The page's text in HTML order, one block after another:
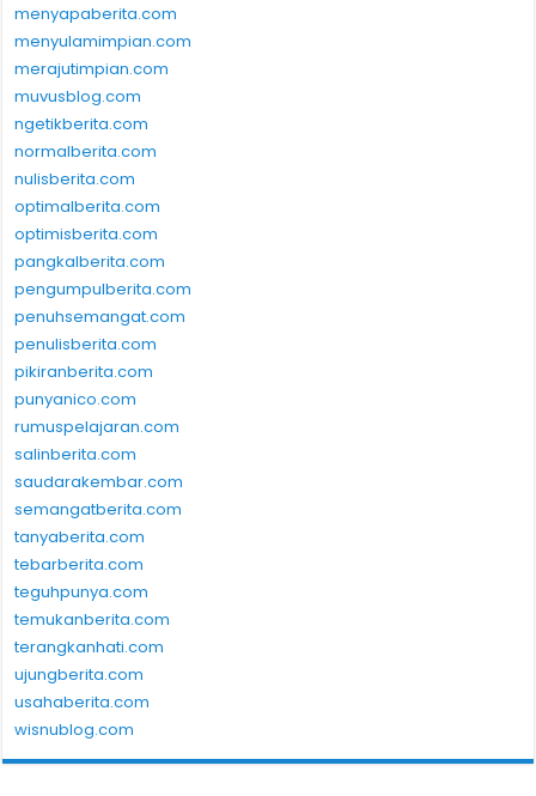
menyapaberita.com
menyulamimpian.com
merajutimpian.com
muvusblog.com
ngetikberita.com
normalberita.com
nulisberita.com
optimalberita.com
optimisberita.com
pangkalberita.com
pengumpulberita.com
penuhsemangat.com
penulisberita.com
pikiranberita.com
punyanico.com
rumuspelajaran.com
salinberita.com
saudarakembar.com
semangatberita.com
tanyaberita.com
tebarberita.com
teguhpunya.com
temukanberita.com
terangkanhati.com
ujungberita.com
usahaberita.com
wisnublog.com